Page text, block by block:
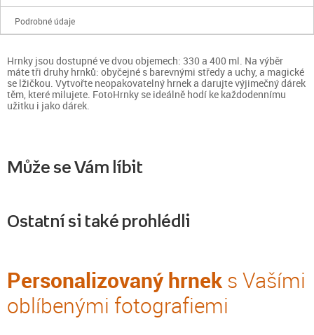
Podrobné údaje
Hrnky jsou dostupné ve dvou objemech: 330 a 400 ml. Na výběr
máte tři druhy hrnků: obyčejné s barevnými středy a uchy, a magické
se lžičkou. Vytvořte neopakovatelný hrnek a darujte výjimečný dárek
těm, které milujete. FotoHrnky se ideálně hodí ke každodennímu
užitku i jako dárek.
Může se Vám líbit
Ostatní si také prohlédli
Personalizovaný hrneks Vašími
oblíbenými fotografiemi